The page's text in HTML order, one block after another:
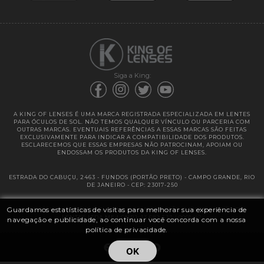
Guardamos estatísticas de visitas para melhorar sua experiência de
navegação e publicidade, ao continuar você concorda com a nossa
política de privacidade.
OK
Siga a King:
A KING OF LENSES É UMA MARCA REGISTRADA ESPECIALIZADA EM LENTES
PARA ÓCULOS DE SOL. NÃO TEMOS QUALQUER VÍNCULO OU PARCERIA COM
OUTRAS MARCAS. EVENTUAIS REFERÊNCIAS A ESSAS MARCAS SÃO FEITAS
EXCLUSIVAMENTE PARA INDICAR A COMPATIBILIDADE DOS PRODUTOS.
ESCLARECEMOS QUE ESSAS EMPRESAS NÃO PATROCINAM, APOIAM OU
ENDOSSAM OS PRODUTOS DA KING OF LENSES.
ESTRADA DO CABUÇU, 2463 - FUNDOS (PORTÃO PRETO) - CAMPO GRANDE, RIO
DE JANEIRO - CEP: 23017-250
@ 2025 | KING OF LENSES - KING OF IMPORTAÇÃO E DISTRIBUIÇÃO DE
LENTES LTDA ME | CNPJ: 13.682.533 / 0001-42